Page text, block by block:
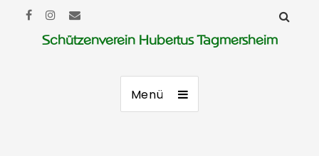
Schützenverein Hubertus Tagmersheim
Menü